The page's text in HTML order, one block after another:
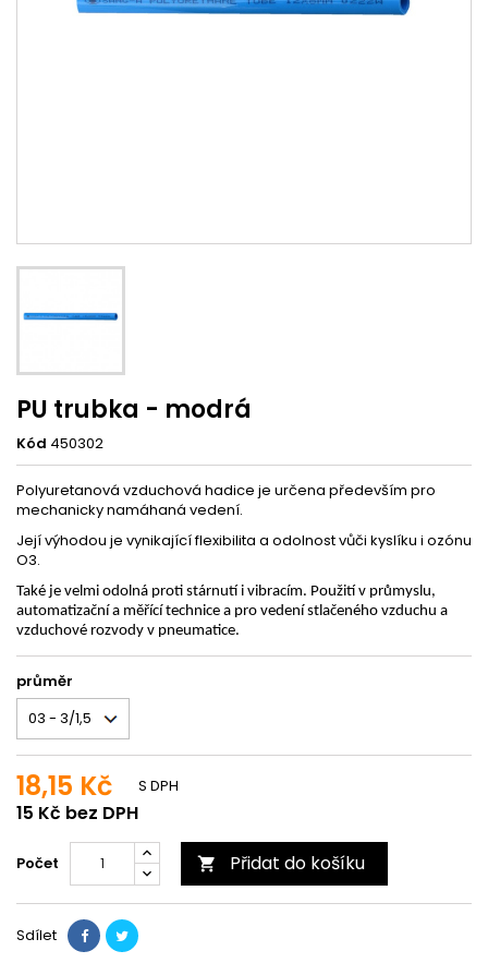
PU trubka - modrá
Kód 450302
Polyuretanová vzduchová hadice je určena především pro
mechanicky namáhaná vedení.
Její výhodou je vynikající flexibilita a odolnost vůči kyslíku i ozónu
O3.
Také je velmi odolná proti stárnutí i vibracím. Použití v průmyslu,
automatizační a měřící technice a pro vedení stlačeného vzduchu a
vzduchové rozvody v pneumatice.
průměr
18,15 Kč
15 Kč bez DPH
S DPH
Počet  Přidat do košíku
Sdílet